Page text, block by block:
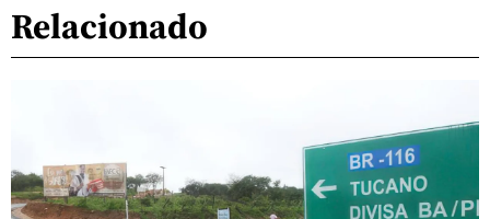
Relacionado